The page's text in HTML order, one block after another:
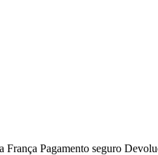
França Pagamento seguro